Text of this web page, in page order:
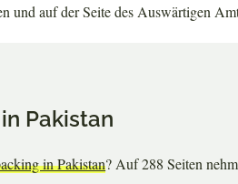
und auf der Seite des Auswärtigen
Pakistan
in Pakistan? Auf 288 Seiten